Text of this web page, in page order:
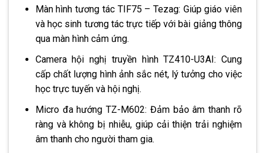
Màn hình tương tác TIF75 – Tezag: Giúp giáo viên
và học sinh tương tác trực tiếp với bài giảng thông
qua màn hình cảm ứng.
Camera hội nghị truyền hình TZ410-U3AI: Cung
cấp chất lượng hình ảnh sắc nét, lý tưởng cho việc
học trực tuyến và hội nghị.
Micro đa hướng TZ-M602: Đảm bảo âm thanh rõ
ràng và không bị nhiễu, giúp cải thiện trải nghiệm
âm thanh cho người tham gia.